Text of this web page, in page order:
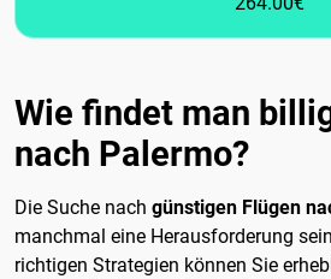
Wie findet man
nach Palermo?
Die Suche nach günstigen Flügen
manchmal eine Herausforderung
richtigen Strategien können Sie